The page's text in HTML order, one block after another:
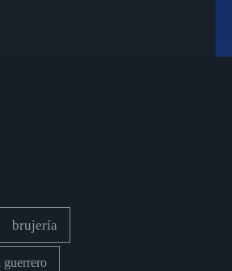
brujería
guerrero